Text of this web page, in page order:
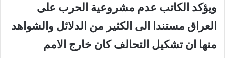
ويؤكد الكاتب عدم مشروعية الحرب على
العراق مستندا الى الكثير من الدلائل والشواهد
منها ان تشكيل التحالف كان خارج الامم